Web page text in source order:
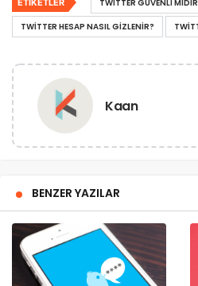
ETIKETLER
TWITTER GÜVENLI
TWITTER HESAP NASIL GIZLENIR?
Kaan
BENZER YAZILAR